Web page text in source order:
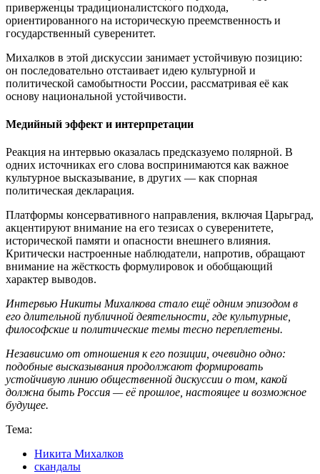
приверженцы традиционалистского подхода,
ориентированного на историческую преемственность и
государственный суверенитет.
Михалков в этой дискуссии занимает устойчивую позицию:
он последовательно отстаивает идею культурной и
политической самобытности России, рассматривая её как
основу национальной устойчивости.
Медийный эффект и интерпретации
Реакция на интервью оказалась предсказуемо полярной. В
одних источниках его слова воспринимаются как важное
культурное высказывание, в других — как спорная
политическая декларация.
Платформы консервативного направления, включая Царьград,
акцентируют внимание на его тезисах о суверенитете,
исторической памяти и опасности внешнего влияния.
Критически настроенные наблюдатели, напротив, обращают
внимание на жёсткость формулировок и обобщающий
характер выводов.
Интервью Никиты Михалкова стало ещё одним эпизодом в
его длительной публичной деятельности, где культурные,
философские и политические темы тесно переплетены.
Независимо от отношения к его позиции, очевидно одно:
подобные высказывания продолжают формировать
устойчивую линию общественной дискуссии о том, какой
должна быть Россия — её прошлое, настоящее и возможное
будущее.
Тема:
Никита Михалков
скандалы